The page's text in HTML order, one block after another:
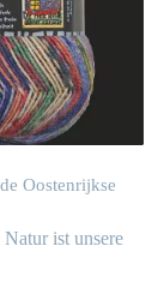
Oostenrijkse
ist unsere